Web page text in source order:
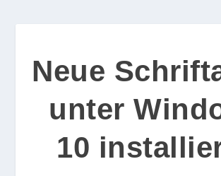
Neue
unter
10